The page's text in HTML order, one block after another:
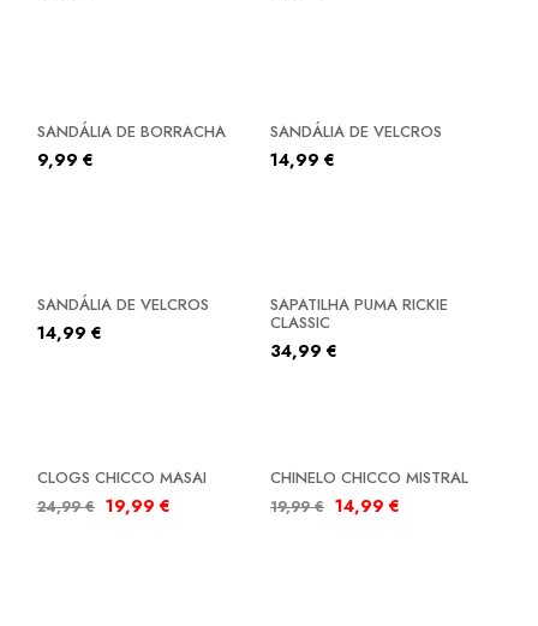
SANDÁLIA DE BORRACHA
9,99 €
SANDÁLIA DE VELCROS
14,99 €
SANDÁLIA DE VELCROS
14,99 €
SAPATILHA PUMA RICKIE
CLASSIC
34,99 €
CLOGS CHICCO MASAI
24,99€ 19,99 €
CHINELO CHICCO MISTRAL
19,99€ 14,99 €